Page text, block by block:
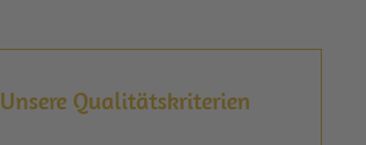
Unsere Qualitätskriterien